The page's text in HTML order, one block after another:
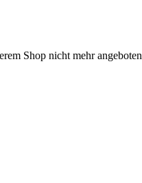
Shop nicht mehr angeboten